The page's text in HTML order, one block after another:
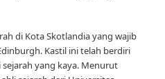
di Kota Skotlandia yang wajib
Kastil ini telah berdiri
yang kaya. Menurut